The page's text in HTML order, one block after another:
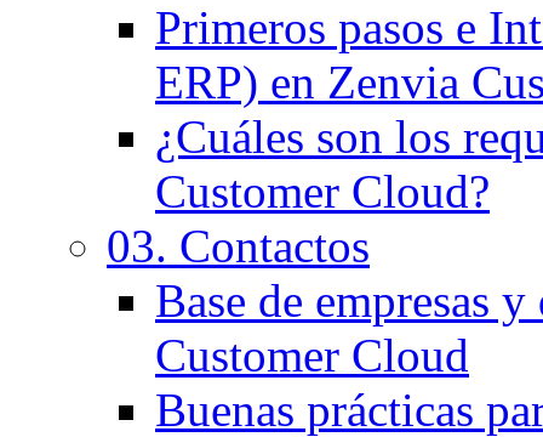
Primeros pasos e
ERP) en Zenvia
¿Cuáles son los
Customer Cloud?
03. Contactos
Base de empresas
Customer Cloud
Buenas prácticas